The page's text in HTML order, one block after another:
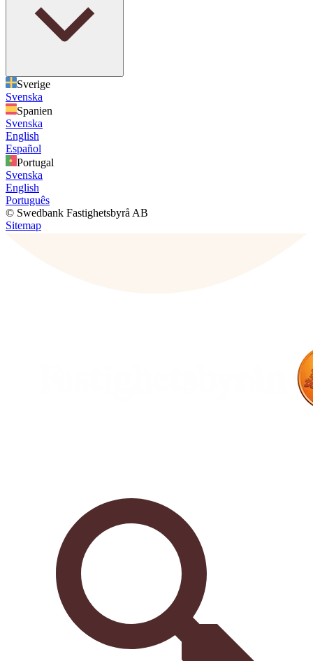
Sverige
Svenska
Spanien
Svenska
English
Español
Portugal
Svenska
English
Português
© Swedbank Fastighetsbyrå AB
Sitemap